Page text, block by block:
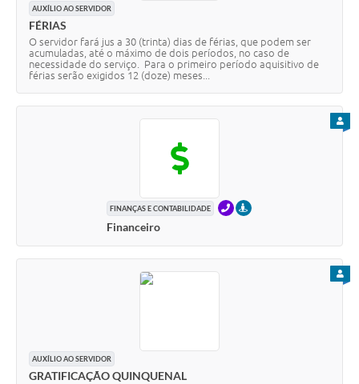
AUXÍLIO AO SERVIDOR
FÉRIAS
O servidor fará jus a 30 (trinta) dias de férias, que podem ser
acumuladas, até o máximo de dois períodos, no caso de
necessidade do serviço. Para o primeiro período aquisitivo de
férias serão exigidos 12 (doze) meses...
FINANÇAS E CONTABILIDADE TELEFONEPRESENCIAL
Financeiro
AUXÍLIO AO SERVIDOR
GRATIFICAÇÃO QUINQUENAL